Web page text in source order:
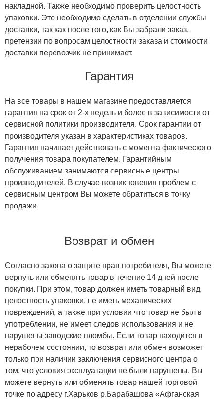
накладной. Также необходимо проверить целостность
упаковки. Это необходимо сделать в отделении службы
доставки, так как после того, как Вы забрали заказ,
претензии по вопросам целостности заказа и стоимости
доставки перевозчик не принимает.
Гарантия
На все товары в нашем магазине предоставляется
гарантия на срок от 2-х недель и более в зависимости от
сервисной политики производителя. Срок гарантии от
производителя указан в характеристиках товаров.
Гарантия начинает действовать с момента фактического
получения товара покупателем. Гарантийным
обслуживанием занимаются сервисные центры
производителей. В случае возникновения проблем с
сервисным центром Вы можете обратиться в точку
продажи.
Возврат и обмен
Согласно закона о защите прав потребителя, Вы можете
вернуть или обменять товар в течение 14 дней после
покупки. При этом, товар должен иметь товарный вид,
целостность упаковки, не иметь механических
повреждений, а также при условии что товар не был в
употреблении, не имеет следов использования и не
нарушены заводские пломбы. Если товар находится в
нерабочем состоянии, то возврат или обмен возможет
только при наличии заключения сервисного центра о
том, что условия эксплуатации не были нарушены. Вы
можете вернуть или обменять товар нашей торговой
точке по адресу г.Харьков р.Барабашова «Афганская